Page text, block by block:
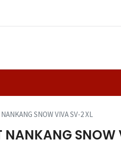
SNOW VIVA SV-2 XL
NANKANG